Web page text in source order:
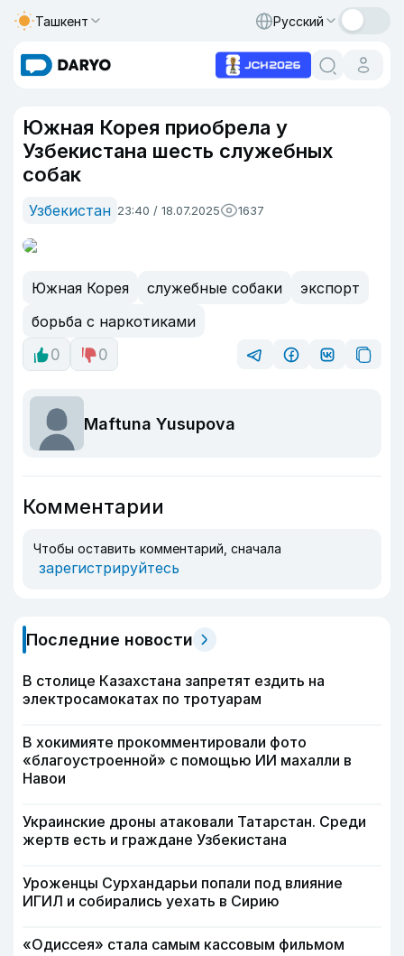
Ташкент Русский
Южная Корея приобрела у
Узбекистана шесть служебных
собак
Узбекистан 23:40 / 18.07.2025 1637
Южная Корея служебные собаки
экспорт
борьба с наркотиками
0
0
Maftuna Yusupova
Комментарии
Чтобы оставить комментарий, сначала
зарегистрируйтесь
Последние новости
В столице Казахстана запретят ездить на
электросамокатах по тротуарам
В хокимияте прокомментировали фото
«благоустроенной» с помощью ИИ махалли в
Навои
Украинские дроны атаковали Татарстан. Среди
жертв есть и граждане Узбекистана
Уроженцы Сурхандарьи попали под влияние
ИГИЛ и собирались уехать в Сирию
«Одиссея» стала самым кассовым фильмом